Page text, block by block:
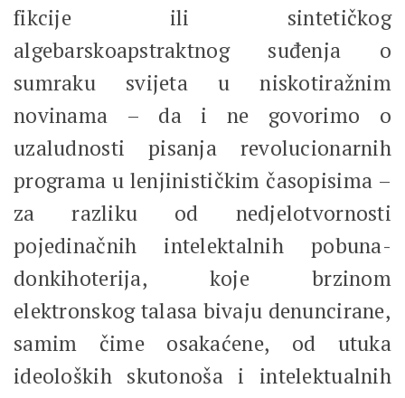
fikcije ili sintetičkog
algebarskoapstraktnog suđenja o
sumraku svijeta u niskotiražnim
novinama – da i ne govorimo o
uzaludnosti pisanja revolucionarnih
programa u lenjinističkim časopisima –
za razliku od nedjelotvornosti
pojedinačnih intelektalnih pobuna-
donkihoterija, koje brzinom
elektronskog talasa bivaju denuncirane,
samim čime osakaćene, od utuka
ideoloških skutonoša i intelektualnih